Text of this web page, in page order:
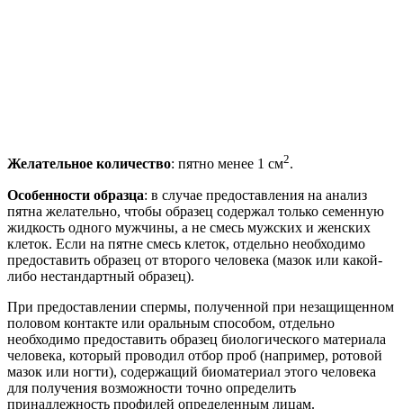
Желательное количество: пятно менее 1 см2.
Особенности образца: в случае предоставления на анализ
пятна желательно, чтобы образец содержал только семенную
жидкость одного мужчины, а не смесь мужских и женских
клеток. Если на пятне смесь клеток, отдельно необходимо
предоставить образец от второго человека (мазок или какой-
либо нестандартный образец).
При предоставлении спермы, полученной при незащищенном
половом контакте или оральным способом, отдельно
необходимо предоставить образец биологического материала
человека, который проводил отбор проб (например, ротовой
мазок или ногти), содержащий биоматериал этого человека
для получения возможности точно определить
принадлежность профилей определенным лицам.